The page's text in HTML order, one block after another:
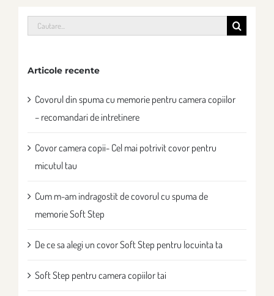
Cautare...
Articole recente
Covorul din spuma cu memorie pentru camera copiilor
– recomandari de intretinere
Covor camera copii- Cel mai potrivit covor pentru
micutul tau
Cum m-am indragostit de covorul cu spuma de
memorie Soft Step
De ce sa alegi un covor Soft Step pentru locuinta ta
Soft Step pentru camera copiilor tai